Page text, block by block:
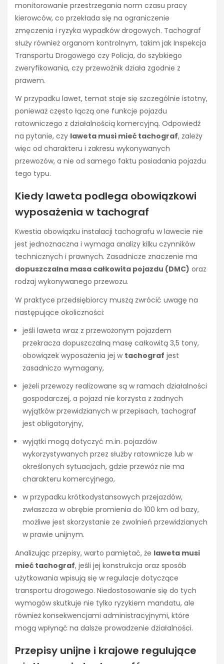
monitorowanie przestrzegania norm czasu pracy
kierowców, co przekłada się na ograniczenie
zmęczenia i ryzyka wypadków drogowych. Tachograf
służy również organom kontrolnym, takim jak Inspekcja
Transportu Drogowego czy Policja, do szybkiego
zweryfikowania, czy przewoźnik działa zgodnie z
prawem.
W przypadku lawet, temat staje się szczególnie istotny,
ponieważ często łączą one funkcje pojazdu
ratowniczego z działalnością komercyjną. Odpowiedź
na pytanie, czy laweta musi mieć tachograf, zależy
więc od charakteru i zakresu wykonywanych
przewozów, a nie od samego faktu posiadania pojazdu
tego typu.
Kiedy laweta podlega obowiązkowi
wyposażenia w tachograf
Kwestia obowiązku instalacji tachografu w lawecie nie
jest jednoznaczna i wymaga analizy kilku czynników
technicznych i prawnych. Zasadnicze znaczenie ma
dopuszczalna masa całkowita pojazdu (DMC) oraz
rodzaj wykonywanego przewozu.
W praktyce przedsiębiorcy muszą zwrócić uwagę na
następujące okoliczności:
jeśli laweta wraz z przewożonym pojazdem
przekracza dopuszczalną masę całkowitą 3,5 tony,
obowiązek wyposażenia jej w tachograf jest
zasadniczo wymagany,
jeżeli przewozy realizowane są w ramach działalności
gospodarczej, a pojazd nie korzysta z żadnych
wyjątków przewidzianych w przepisach, tachograf
jest obligatoryjny,
wyjątki mogą dotyczyć m.in. pojazdów
wykorzystywanych przez służby ratownicze lub w
określonych sytuacjach, gdzie przewóz nie ma
charakteru komercyjnego,
w przypadku krótkodystansowych przejazdów,
zwłaszcza w obrębie promienia do 100 km od bazy,
możliwe jest skorzystanie ze zwolnień przewidzianych
w prawie unijnym.
Analizując przepisy, warto pamiętać, że laweta musi
mieć tachograf, jeśli jej konstrukcja oraz sposób
użytkowania wpisują się w regulacje dotyczące
transportu drogowego. Niedostosowanie się do tych
wymogów skutkuje nie tylko ryzykiem mandatu, ale
również konsekwencjami administracyjnymi, które
mogą wpłynąć na dalsze prowadzenie działalności.
Przepisy unijne i krajowe regulujące